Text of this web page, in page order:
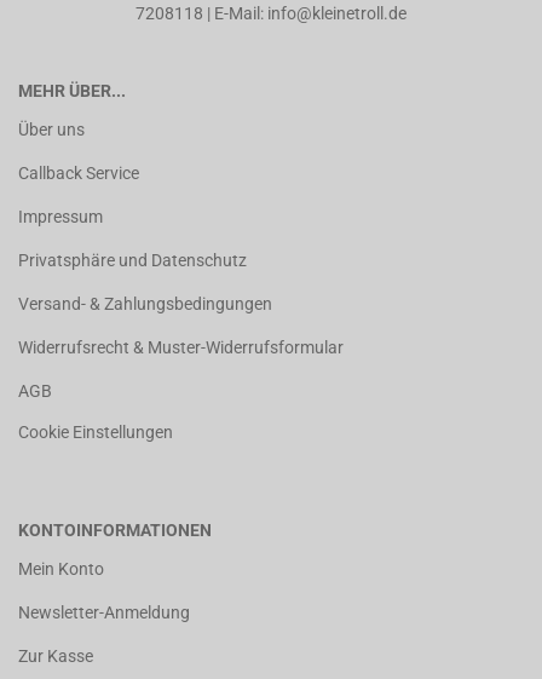
7208118 | E-Mail: info@kleinetroll.de
MEHR ÜBER...
Über uns
Callback Service
Impressum
Privatsphäre und Datenschutz
Versand- & Zahlungsbedingungen
Widerrufsrecht & Muster-Widerrufsformular
AGB
Cookie Einstellungen
KONTOINFORMATIONEN
Mein Konto
Newsletter-Anmeldung
Zur Kasse